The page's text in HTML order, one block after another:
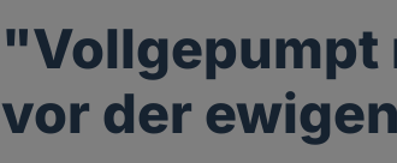
"Vollgepumpt
vor der